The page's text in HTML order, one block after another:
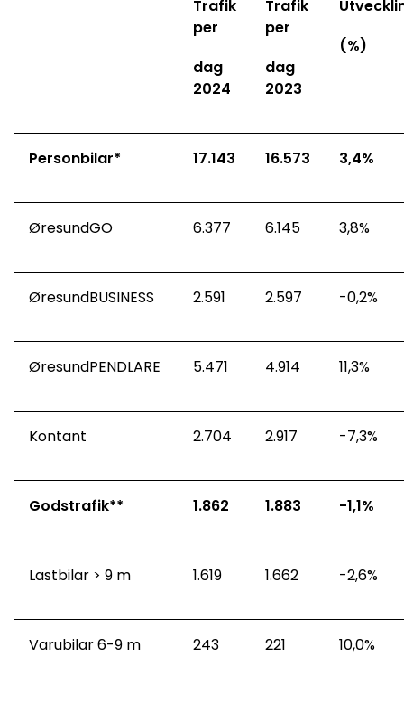
Trafik
per
dag
2024
Trafik
per
dag
2023
(%)
Personbilar* 17.143 16.573 3,4%
ØresundGO 6.377 6.145 3,8%
ØresundBUSINESS 2.591 2.597 -0,2%
ØresundPENDLARE 5.471 4.914 11,3%
Kontant 2.704 2.917 -7,3%
Godstrafik** 1.862 1.883 -1,1%
Lastbilar > 9 m 1.619 1.662 -2,6%
Varubilar 6-9 m 243 221 10,0%